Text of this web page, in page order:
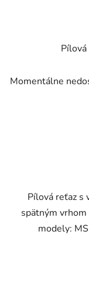
Momentálne
Pílová reťaz s
spätným
modely: